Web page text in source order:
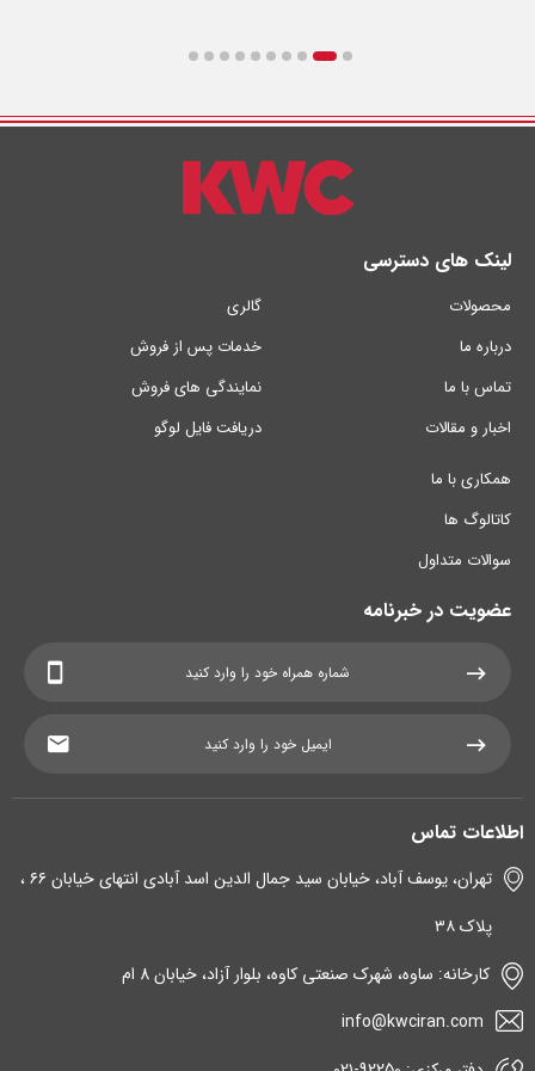
لینک های دسترسی
محصولات
درباره ما
تماس با ما
اخبار و مقالات
گالری
خدمات پس از فروش
نمایندگی های فروش
دریافت فایل لوگو
همکاری با ما
کاتالوگ ها
سوالات متداول
عضویت در خبرنامه
اطلاعات تماس
تهران، یوسف آباد، خیابان سید جمال الدین اسد آبادی انتهای خیابان ۶۶ ،
پلاک ۳۸
کارخانه: ساوه، شهرک صنعتی کاوه، بلوار آزاد، خیابان 8 ام
info@kwciran.com